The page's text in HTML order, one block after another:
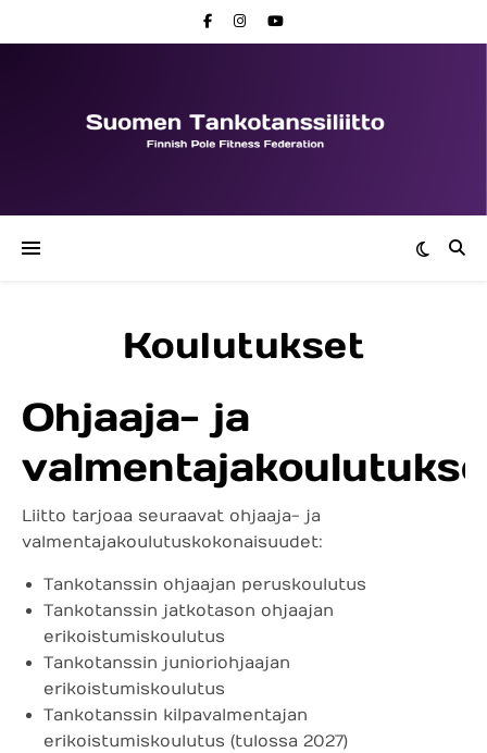
Koulutukset
Ohjaaja- ja
Liitto tarjoaa seuraavat ohjaaja- ja
valmentajakoulutuskokonaisuudet:
Tankotanssin ohjaajan peruskoulutus
Tankotanssin jatkotason ohjaajan
erikoistumiskoulutus
Tankotanssin junioriohjaajan
erikoistumiskoulutus
Tankotanssin kilpavalmentajan
erikoistumiskoulutus (tulossa 2027)